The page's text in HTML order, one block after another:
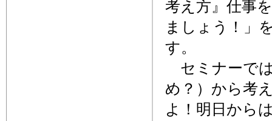
考え方』仕事
ましょう！」
す。
セミナーで
め？）から考
よ！明日から